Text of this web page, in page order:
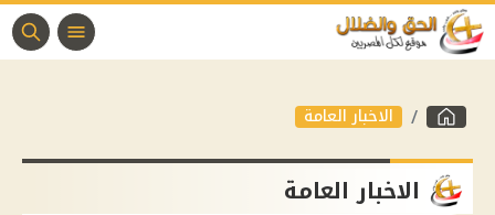
الاخبار العامة
الاخبار العامة